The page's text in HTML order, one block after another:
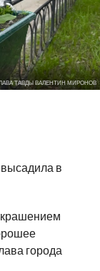
ТАВДЫ ВАЛЕНТИН МИРОНОВ
в
города